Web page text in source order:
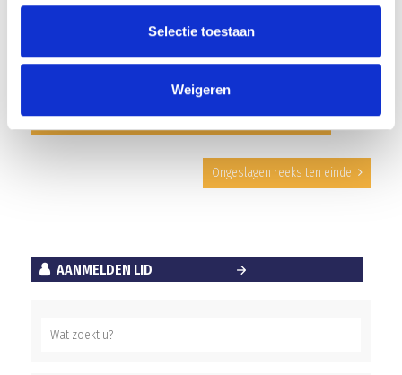
Selectie toestaan
Weigeren
goed resultaat te halen.
TwitterFacebookWhatsApp
Geen hoogstaand voetbal maar wel spanning en strijd
Ongeslagen reeks ten einde
AANMELDEN LID